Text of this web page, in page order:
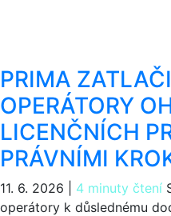
PRIMA
OPERÁTORY
LICENČNÍCH
PRÁVNÍMI
11. 6. 2026 4 minuty čtení
operátory k důslednému